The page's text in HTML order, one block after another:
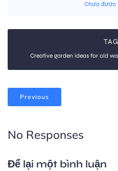
Chưa được
Creative garden ideas for old
Previous
No Responses
Để lại một bình luận